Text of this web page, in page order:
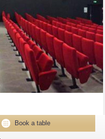
Book a table